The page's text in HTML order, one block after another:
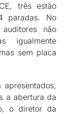
três estão
paradas. No
não
igualmente
sem placa
a abertura da
o diretor da